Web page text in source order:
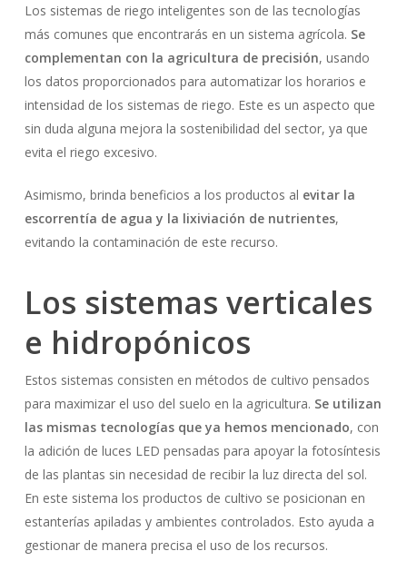
Los sistemas de riego inteligentes son de las tecnologías
más comunes que encontrarás en un sistema agrícola. Se
complementan con la agricultura de precisión, usando
los datos proporcionados para automatizar los horarios e
intensidad de los sistemas de riego. Este es un aspecto que
sin duda alguna mejora la sostenibilidad del sector, ya que
evita el riego excesivo.
Asimismo, brinda beneficios a los productos al evitar la
escorrentía de agua y la lixiviación de nutrientes,
evitando la contaminación de este recurso.
Los sistemas verticales
e hidropónicos
Estos sistemas consisten en métodos de cultivo pensados
para maximizar el uso del suelo en la agricultura. Se utilizan
las mismas tecnologías que ya hemos mencionado, con
la adición de luces LED pensadas para apoyar la fotosíntesis
de las plantas sin necesidad de recibir la luz directa del sol.
En este sistema los productos de cultivo se posicionan en
estanterías apiladas y ambientes controlados. Esto ayuda a
gestionar de manera precisa el uso de los recursos.